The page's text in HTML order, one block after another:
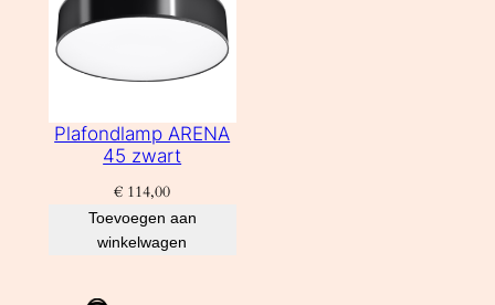
Plafondlamp ARENA
45 zwart
€ 114,00
Toevoegen aan
winkelwagen